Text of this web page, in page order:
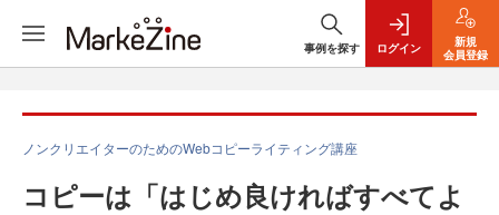
事例を探す ログイン
新規
会員登録
ノンクリエイターのためのWebコピーライティング講座
コピーは「はじめ良ければすべてよ